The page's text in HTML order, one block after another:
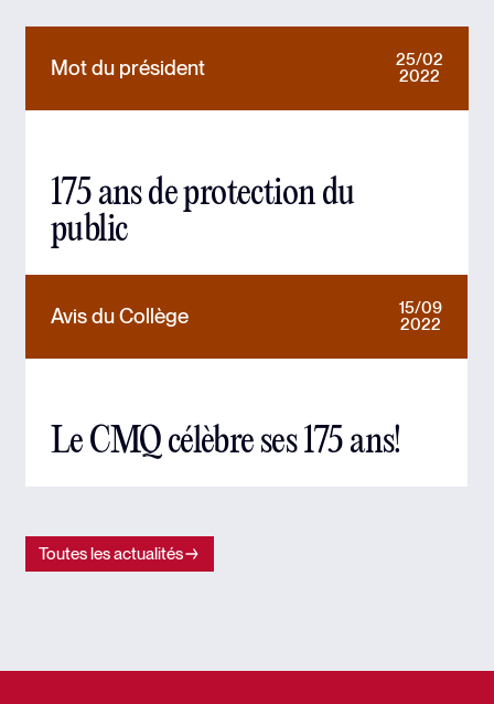
Mot du président
25/02
2022
175 ans de protection du
public
Avis du Collège
15/09
2022
Le CMQ célèbre ses 175 ans!
Toutes les actualités